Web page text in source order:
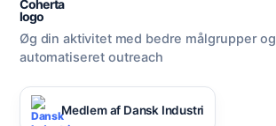
Øg din aktivitet med bedre målgrupper og
automatiseret outreach
Medlem af Dansk Industri